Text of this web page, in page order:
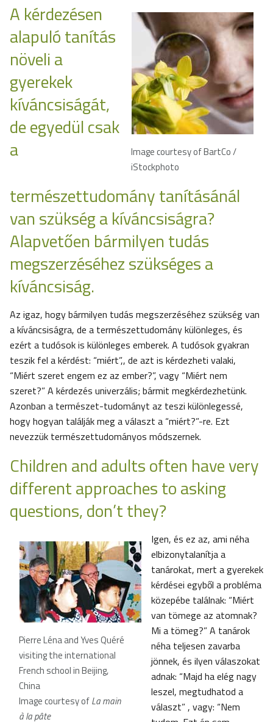
Image courtesy of BartCo /
iStockphoto
A kérdezésen
alapuló tanítás
növeli a
gyerekek
kíváncsiságát,
de egyedül csak
a
természettudomány tanításánál
van szükség a kíváncsiságra?
Alapvetően bármilyen tudás
megszerzéséhez szükséges a
kíváncsiság.
Az igaz, hogy bármilyen tudás megszerzéséhez szükség van
a kíváncsiságra, de a természettudomány különleges, és
ezért a tudósok is különleges emberek. A tudósok gyakran
teszik fel a kérdést: “miért”,, de azt is kérdezheti valaki,
“Miért szeret engem ez az ember?”, vagy “Miért nem
szeret?” A kérdezés univerzális; bármit megkérdezhetünk.
Azonban a természet-tudományt az teszi különlegessé,
hogy hogyan találják meg a választ a “miért?”-re. Ezt
nevezzük természettudományos módszernek.
Children and adults often have very
different approaches to asking
questions, don’t they?
Pierre Léna and Yves Quéré
visiting the international
French school in Beijing,
China
Image courtesy ofLa main
à la pâte
Igen, és ez az, ami néha
elbizonytalanítja a
tanárokat, mert a gyerekek
kérdései egyből a probléma
közepébe találnak: “Miért
van tömege az atomnak?
Mi a tömeg?” A tanárok
néha teljesen zavarba
jönnek, és ilyen válaszokat
adnak: “Majd ha elég nagy
leszel, megtudhatod a
választ” , vagy: “Nem